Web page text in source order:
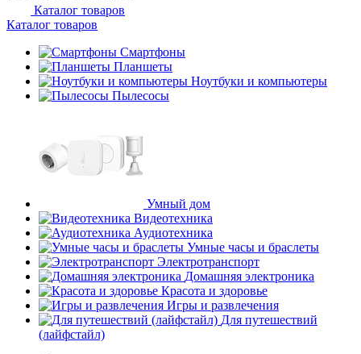
Каталог товаров
Каталог товаров
Смартфоны
Планшеты
Ноутбуки и компьютеры
Пылесосы
Умный дом
Видеотехника
Аудиотехника
Умные часы и браслеты
Электротранспорт
Домашняя электроника
Красота и здоровье
Игры и развлечения
Для путешествий
(лайфстайл)
недели
plait.ru